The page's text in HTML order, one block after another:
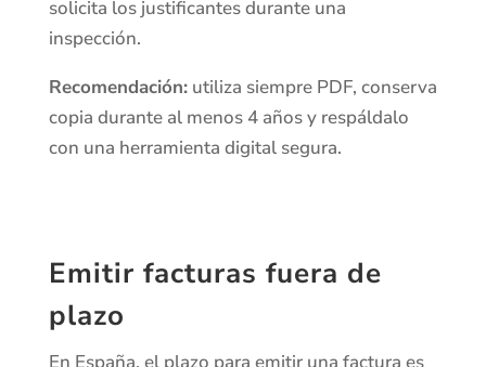
solicita los justificantes durante una
inspección.
Recomendación:utiliza siempre PDF, conserva
copia durante al menos 4 años y respáldalo
con una herramienta digital segura.
Emitir facturas fuera de
plazo